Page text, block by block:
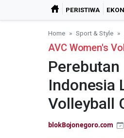
PERISTIWA
Home Sport & Style
AVC Women's
Indonesia
Volleyball
blokBojonegoro.com